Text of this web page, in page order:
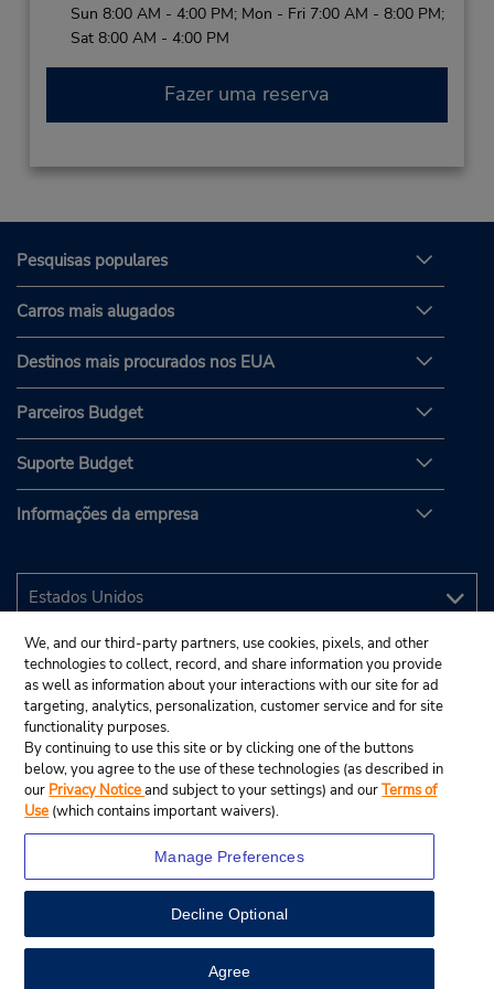
View Map
Sun 8:00 AM - 4:00 PM; Mon - Fri 7:00 AM - 8:00 PM;
Sat 8:00 AM - 4:00 PM
Fazer uma reserva
Pesquisas populares
Carros mais alugados
Destinos mais procurados nos EUA
Parceiros Budget
Suporte Budget
Informações da empresa
© 2025 Budget Rent A Car System, Inc.
We, and our third-party partners, use cookies, pixels, and other
technologies to collect, record, and share information you provide
as well as information about your interactions with our site for ad
targeting, analytics, personalization, customer service and for site
functionality purposes.
By continuing to use this site or by clicking one of the buttons
below, you agree to the use of these technologies (as described in
our Privacy Noticeand subject to your settings) and ourTerms of
Use (which contains important waivers).
Manage Preferences
Decline Optional
Agree